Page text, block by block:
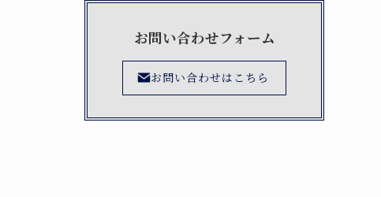
お問い合わせフォーム
お問い合わせはこちら